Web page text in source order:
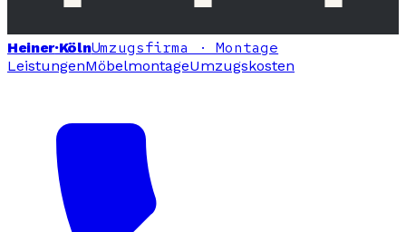
Heiner·KölnUmzugsfirma · Montage
LeistungenMöbelmontageUmzugskosten